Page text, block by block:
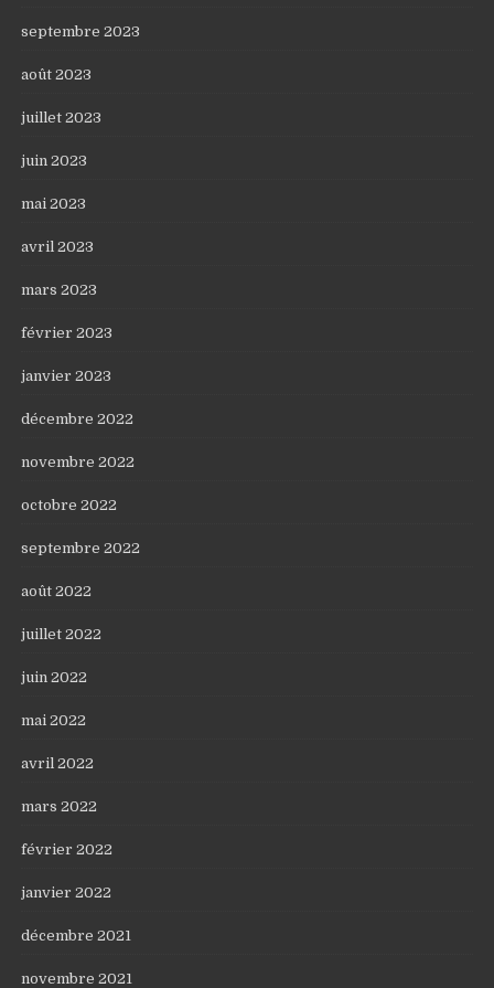
septembre 2023
août 2023
juillet 2023
juin 2023
mai 2023
avril 2023
mars 2023
février 2023
janvier 2023
décembre 2022
novembre 2022
octobre 2022
septembre 2022
août 2022
juillet 2022
juin 2022
mai 2022
avril 2022
mars 2022
février 2022
janvier 2022
décembre 2021
novembre 2021